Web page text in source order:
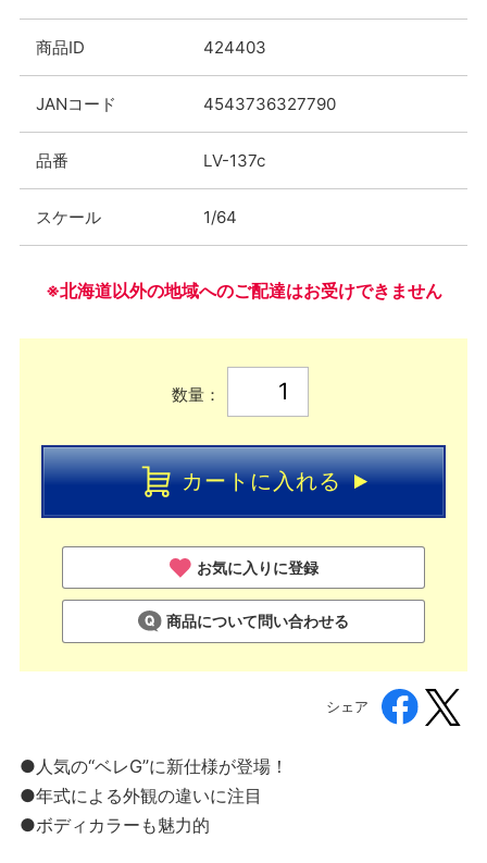
商品ID 424403
JANコード 4543736327790
品番 LV-137c
スケール 1/64
※北海道以外の地域へのご配達はお受けできません
数量：
カートに入れる
お気に入りに登録
商品について問い合わせる
シェア
●人気の“ベレG”に新仕様が登場！
●年式による外観の違いに注目
●ボディカラーも魅力的